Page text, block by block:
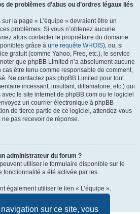
sur ce site, vous
de problèmes d’abus ou d’ordres légaux liés
la page « L’équipe » devraient être un
problèmes. Si vous n’obtenez aucune
alors contacter le propriétaire du domaine
grâce à une requête WHOIS), ou, si
gratuit (comme Yahoo, Free, etc.), le service
que phpBB Limited n’a absolument aucune
être tenu comme responsable de comment,
Ne contactez pas phpBB Limited pour tout
incessant, insultant, diffamatoire, etc.) qui
le site internet de phpBB.com ou le logiciel
un courrier électronique à phpBB
de tierce partie de ce logiciel, attendez-vous
pas recevoir de réponse.
administrateur du forum ?
utiliser le formulaire disponible sur le
fonctionnalité a été activée par les
également utiliser le lien « L’équipe ».